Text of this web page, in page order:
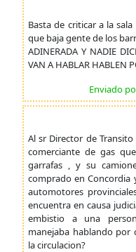
Basta de criticar a la
que baja gente de los
ADINERADA Y NADIE
VAN A HABLAR HABLEN
Enviado
Al sr Director de
comerciante de gas
garrafas , y su
comprado en Concordia
automotores
encuentra en causa
embistio a una
manejaba hablando por
la circulacion?